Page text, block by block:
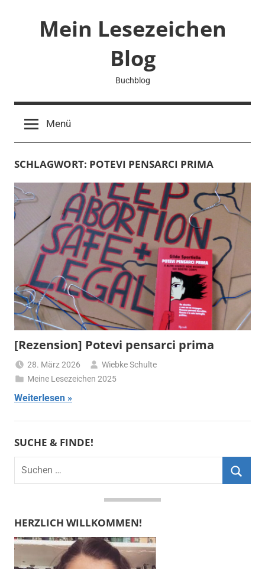
Mein Lesezeichen
Blog
Buchblog
Menü
SCHLAGWORT: POTEVI PENSARCI PRIMA
[Rezension] Potevi pensarci prima
28. März 2026
Wiebke Schulte
Meine Lesezeichen 2025
Weiterlesen
SUCHE & FINDE!
Suchen
HERZLICH WILLKOMMEN!